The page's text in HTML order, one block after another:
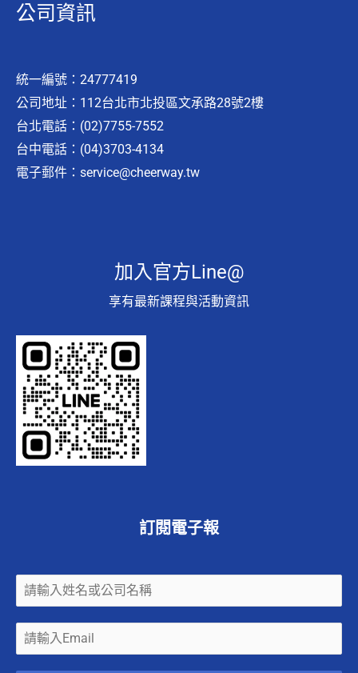
公司資訊
統一編號：24777419
公司地址：112台北市北投區文承路28號2樓
台北電話：(02)7755-7552
台中電話：(04)3703-4134
電子郵件： service@cheerway.tw
加入官方Line@
享有最新課程與活動資訊
訂閱電子報